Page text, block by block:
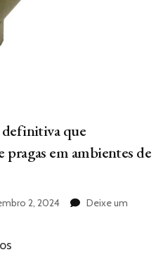
definitiva que
em ambientes de
2, 2024
Deixe um